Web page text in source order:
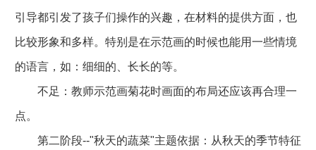
引导都引发了孩子们操作的兴趣，在材料的提供方面，也
比较形象和多样。特别是在示范画的时候也能用一些情境
的语言，如：细细的、长长的等。
不足：教师示范画菊花时画面的布局还应该再合理一
点。
第二阶段--"秋天的蔬菜"主题依据：从秋天的季节特征